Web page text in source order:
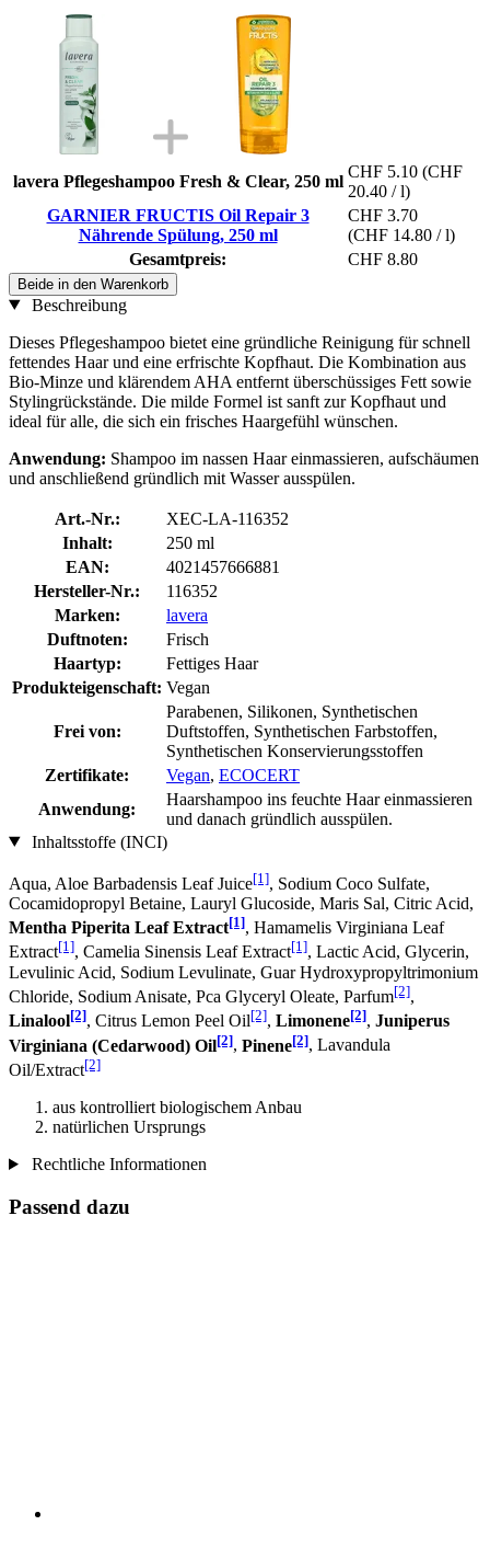
lavera Pflegeshampoo Fresh & Clear, 250 ml
CHF 5.10 (CHF
20.40 / l)
GARNIER FRUCTIS Oil Repair 3
Nährende Spülung, 250 ml
CHF 3.70
(CHF 14.80 / l)
Gesamtpreis:
CHF 8.80
Beide in den Warenkorb
Beschreibung
Dieses Pflegeshampoo bietet eine gründliche Reinigung für schnell
fettendes Haar und eine erfrischte Kopfhaut. Die Kombination aus
Bio-Minze und klärendem AHA entfernt überschüssiges Fett sowie
Stylingrückstände. Die milde Formel ist sanft zur Kopfhaut und
ideal für alle, die sich ein frisches Haargefühl wünschen.
Anwendung: Shampoo im nassen Haar einmassieren, aufschäumen
und anschließend gründlich mit Wasser ausspülen.
Art.-Nr.:
XEC-LA-116352
Inhalt:
250 ml
EAN:
4021457666881
Hersteller-Nr.:
116352
Marken:
lavera
Duftnoten:
Frisch
Haartyp:
Fettiges Haar
Produkteigenschaft: Vegan
Frei von:
Parabenen, Silikonen, Synthetischen
Duftstoffen, Synthetischen Farbstoffen,
Synthetischen Konservierungsstoffen
Zertifikate:
Vegan, ECOCERT
Anwendung:
Haarshampoo ins feuchte Haar einmassieren
und danach gründlich ausspülen.
Inhaltsstoffe (INCI)
Aqua, Aloe Barbadensis Leaf Juice[1], Sodium Coco­ Sulfate,
Cocamidopropyl Betaine, Lauryl Glucoside, Maris Sal, Citric Acid,
Mentha Piperita Leaf Extract[1], Hamamelis Virginiana Leaf
Extract[1], Camelia Sinensis Leaf Extract[1], Lactic Acid, Glycerin,
Levulinic Acid, Sodium Levulinate, Guar Hydroxypropyltrimonium
Chloride, Sodium Anisate, Pca Glyceryl Oleate, Parfum[2],
Linalool[2], Citrus Lemon Peel Oil[2], Limonene[2], Juniperus
Virginiana (Cedarwood) Oil[2], Pinene[2], Lavandula
Oil/Extract[2]
aus kontrolliert biologischem Anbau
natürlichen Ursprungs
Rechtliche Informationen
Passend dazu